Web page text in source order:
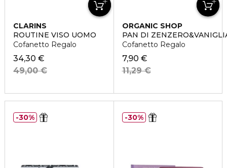
CLARINS
ROUTINE VISO UOMO
Cofanetto Regalo
34,30 €
49,00 €
ORGANIC SHOP
PAN DI
Cofanetto Regalo
7,90 €
11,29 €
30% 30%